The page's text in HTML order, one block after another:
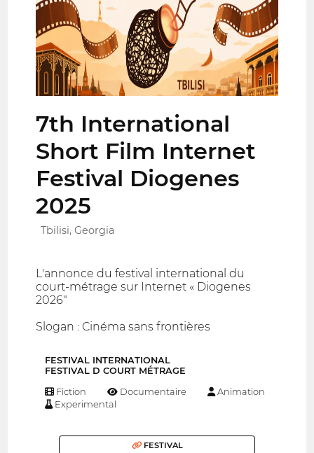
7th International
Short Film Internet
Festival Diogenes
2025
Tbilisi, Georgia
L'annonce du festival international du
court-métrage sur Internet « Diogenes
2026"
Slogan : Cinéma sans frontières
FESTIVAL INTERNATIONAL
FESTIVAL D COURT MÉTRAGE
Fiction Documentaire
Animation
Experimental
FESTIVAL